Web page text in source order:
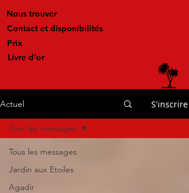
Nous trouver
Contact et disponibilités
Prix
Livre d'or
Actuel S'inscrire
Tous les messages
Jardin aux Etoiles
Agadir
Tous les messages